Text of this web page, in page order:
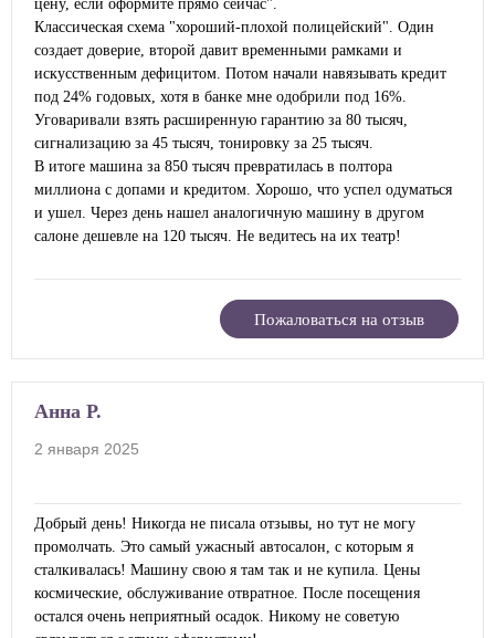
цену, если оформите прямо сейчас".
Классическая схема "хороший-плохой полицейский". Один
создает доверие, второй давит временными рамками и
искусственным дефицитом. Потом начали навязывать кредит
под 24% годовых, хотя в банке мне одобрили под 16%.
Уговаривали взять расширенную гарантию за 80 тысяч,
сигнализацию за 45 тысяч, тонировку за 25 тысяч.
В итоге машина за 850 тысяч превратилась в полтора
миллиона с допами и кредитом. Хорошо, что успел одуматься
и ушел. Через день нашел аналогичную машину в другом
салоне дешевле на 120 тысяч. Не ведитесь на их театр!
Пожаловаться на отзыв
Анна Р.
2 января 2025
Добрый день! Никогда не писала отзывы, но тут не могу
промолчать. Это самый ужасный автосалон, с которым я
сталкивалась! Машину свою я там так и не купила. Цены
космические, обслуживание отвратное. После посещения
остался очень неприятный осадок. Никому не советую